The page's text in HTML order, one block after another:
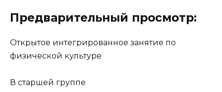
Предварительный просмотр:
Открытое интегрированное занятие по
физической культуре
В старшей группе